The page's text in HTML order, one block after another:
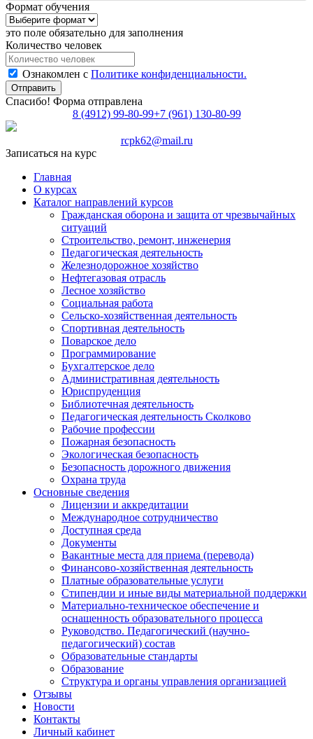
Формат обучения
это поле обязательно для заполнения
Количество человек
Ознакомлен с Политике конфиденциальности.
Отправить
Спасибо! Форма отправлена
8 (4912) 99-80-99+7 (961) 130-80-99
rcpk62@mail.ru
Записаться на курс
Главная
О курсах
Каталог направлений курсов
Гражданская оборона и защита от чрезвычайных
ситуаций
Строительство, ремонт, инженерия
Педагогическая деятельность
Железнодорожное хозяйство
Нефтегазовая отрасль
Лесное хозяйство
Социальная работа
Сельско-хозяйственная деятельность
Спортивная деятельность
Поварское дело
Программирование
Бухгалтерское дело
Административная деятельность
Юриспруденция
Библиотечная деятельность
Педагогическая деятельность Сколково
Рабочие профессии
Пожарная безопасность
Экологическая безопасность
Безопасность дорожного движения
Охрана труда
Основные сведения
Лицензии и аккредитации
Международное сотрудничество
Доступная среда
Документы
Вакантные места для приема (перевода)
Финансово-хозяйственная деятельность
Платные образовательные услуги
Стипендии и иные виды материальной поддержки
Материально-техническое обеспечение и
оснащенность образовательного процесса
Руководство. Педагогический (научно-
педагогический) состав
Образовательные стандарты
Образование
Структура и органы управления организацией
Отзывы
Новости
Контакты
Личный кабинет